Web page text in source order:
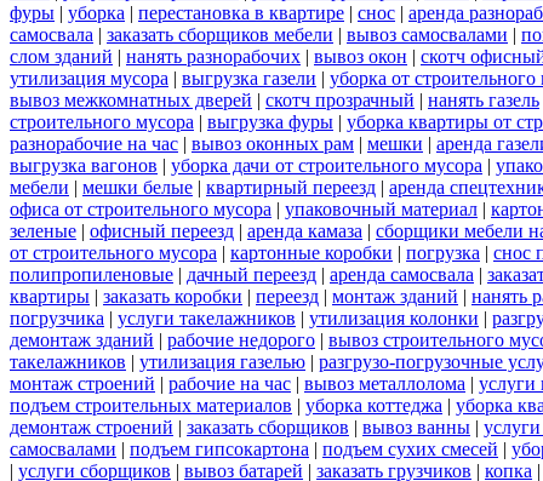
фуры | уборка | перестановка в квартире | снос | аренда
самосвала | заказать сборщиков мебели | вывоз самосвалами |
слом зданий | нанять разнорабочих | вывоз окон | скотч
утилизация мусора | выгрузка газели | уборка от строительного
вывоз межкомнатных дверей | скотч прозрачный | нанять газель
строительного мусора | выгрузка фуры | уборка квартиры от
разнорабочие на час | вывоз оконных рам | мешки | аренда
выгрузка вагонов | уборка дачи от строительного мусора |
мебели | мешки белые | квартирный переезд | аренда
офиса от строительного мусора | упаковочный материал |
зеленые | офисный переезд | аренда камаза | сборщики мебели
от строительного мусора | картонные коробки | погрузка | снос
полипропиленовые | дачный переезд | аренда самосвала |
квартиры | заказать коробки | переезд | монтаж зданий | нанять
погрузчика | услуги такелажников | утилизация колонки |
демонтаж зданий | рабочие недорого | вывоз строительного
такелажников | утилизация газелью | разгрузо-погрузочные
монтаж строений | рабочие на час | вывоз металлолома | услуги
подъем строительных материалов | уборка коттеджа | уборка
демонтаж строений | заказать сборщиков | вывоз ванны |
самосвалами | подъем гипсокартона | подъем сухих смесей |
| услуги сборщиков | вывоз батарей | заказать грузчиков | копка